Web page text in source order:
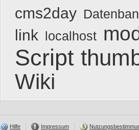
cms2day
link localhost
Script
Wiki
Hilfe Impressum